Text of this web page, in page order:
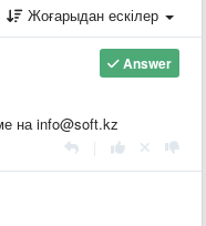
Жоғарыдан ескілер
Answer
на info@soft.kz